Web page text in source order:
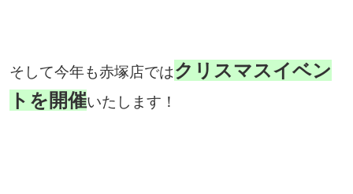
そして今年も赤塚店ではクリスマスイベン
トを開催いたします！